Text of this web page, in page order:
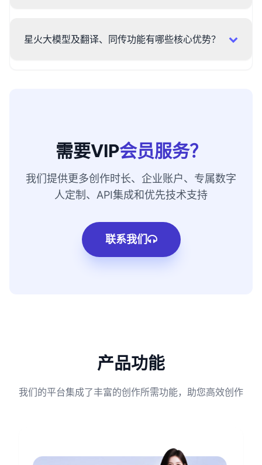
星火大模型及翻译、同传功能有哪些核心优势？
需要VIP会员服务？
我们提供更多创作时长、企业账户、专属数字
人定制、API集成和优先技术支持
联系我们
产品功能
我们的平台集成了丰富的创作所需功能，助您高效创作